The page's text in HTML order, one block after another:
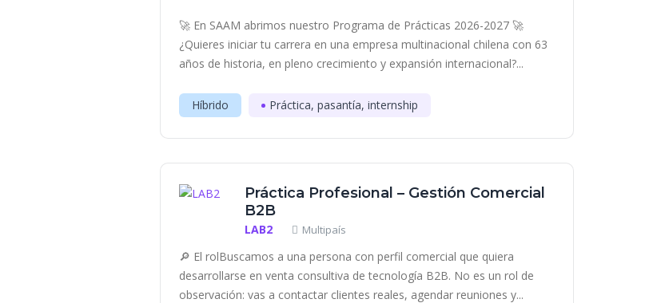
🚀 En SAAM abrimos nuestro Programa de Prácticas 2026-2027 🚀
¿Quieres iniciar tu carrera en una empresa multinacional chilena con 63
años de historia, en pleno crecimiento y expansión internacional?...
Híbrido Práctica, pasantía, internship
Práctica Profesional – Gestión Comercial
B2B
LAB2 Multipaís
🔎 El rolBuscamos a una persona con perfil comercial que quiera
desarrollarse en venta consultiva de tecnología B2B. No es un rol de
observación: vas a contactar clientes reales, agendar reuniones y...